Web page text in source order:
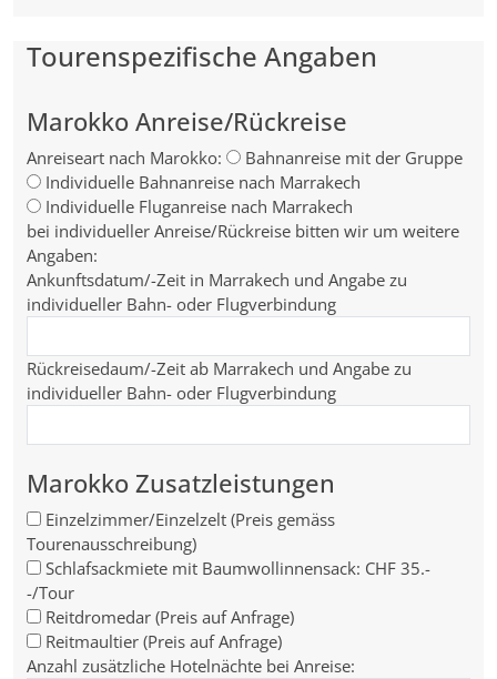
Tourenspezifische Angaben
Marokko Anreise/Rückreise
Anreiseart nach Marokko:
Bahnanreise mit der Gruppe
Individuelle Bahnanreise nach Marrakech
Individuelle Fluganreise nach Marrakech
bei individueller Anreise/Rückreise bitten wir um weitere
Angaben:
Ankunftsdatum/-Zeit in Marrakech und Angabe zu
individueller Bahn- oder Flugverbindung
Rückreisedaum/-Zeit ab Marrakech und Angabe zu
individueller Bahn- oder Flugverbindung
Marokko Zusatzleistungen
Einzelzimmer/Einzelzelt (Preis gemäss
Tourenausschreibung)
Schlafsackmiete mit Baumwollinnensack: CHF 35.-
-/Tour
Reitdromedar (Preis auf Anfrage)
Reitmaultier (Preis auf Anfrage)
Anzahl zusätzliche Hotelnächte bei Anreise: